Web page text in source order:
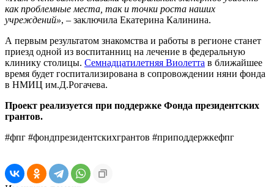
как проблемные места, так и точки роста наших
учреждений», – заключила Екатерина Калинина.
А первым результатом знакомства и работы в регионе станет
приезд одной из воспитанниц на лечение в федеральную
клинику столицы. Семнадцатилетняя Виолетта в ближайшее
время будет госпитализирована в сопровождении няни фонда
в НМИЦ им.Д.Рогачева.
Проект реализуется при поддержке Фонда президентских
грантов.
#фпг #фондпрезидентскихгрантов #приподдержкефпг